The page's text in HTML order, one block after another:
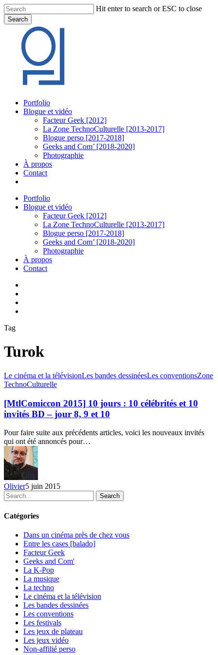
Skip
to
main
content
Hit enter to search or ESC to close
Search
Search
Menu
Portfolio
Blogue et vidéo
Facteur Geek [2012]
La Zone TechnoCulturelle [2013-2017]
Blogue perso [2017-2018]
Geeks and Com’ [2018-2020]
Photographie
À propos
Contact
Portfolio
Blogue et vidéo
Facteur Geek [2012]
La Zone TechnoCulturelle [2013-2017]
Blogue perso [2017-2018]
Geeks and Com’ [2018-2020]
Photographie
À propos
Contact
Tag
Turok
[MtlComiccon
2015]
jours
:
10
et
10
invités
BD
–
jour
8,
9
10
Le cinéma et la télévisionLes bandes dessinéesLes conventionsZone
TechnoCulturelle
[MtlComiccon 2015] 10 jours : 10 célébrités et 10
invités BD – jour 8, 9 et 10
Pour faire suite aux précédents articles, voici les nouveaux invités
qui ont été annoncés pour…
Olivier5 juin 2015
Search
Catégories
Dans un cinéma près de chez vous
Entre les cases [balado]
Facteur Geek
Geeks and Com'
La K-Pop
La musique
La techno
Le cinéma et la télévision
Les bandes dessinées
Les conventions
Les festivals
Les jeux de plateau
Les jeux vidéo
Non-affilié perso